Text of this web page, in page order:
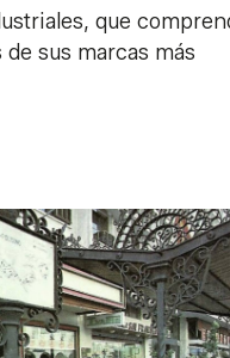
que
sus marcas más